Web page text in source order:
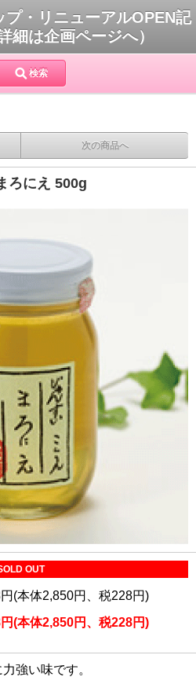
・リニューアルOPEN記
細は企画ページへ）
検索
次の商品へ
ろにえ 500g
OUT
(本体2,850円、税228円)
(本体2,850円、税228円)
強い味です。